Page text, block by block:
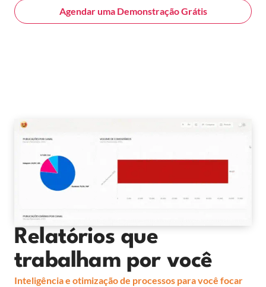
Agendar uma Demonstração Grátis
Relatórios que
trabalham por você
Inteligência e otimização de processos para você focar